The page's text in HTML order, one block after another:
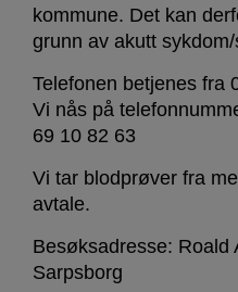
kommune. Det kan
grunn av akutt
Telefonen betjenes fra
Vi nås på
69 10 82 63
Vi tar blodprøver fra
avtale.
Besøksadresse: Roald
Sarpsborg